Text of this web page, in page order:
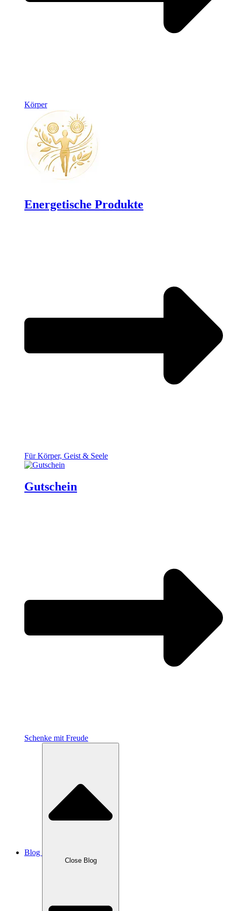
Körper
Energetische Produkte
Für Körper, Geist & Seele
Gutschein
Schenke mit Freude
Blog
Close Blog